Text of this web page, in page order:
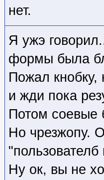
нет.
Я ужэ
формы была
Пожал кнобку,
и жди пока
Потом соевые
Но чрезжопу.
Ну ок, вы не